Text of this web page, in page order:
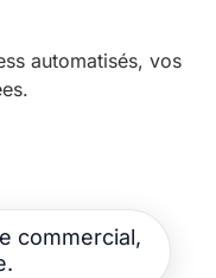
automatisés, vos
commercial,